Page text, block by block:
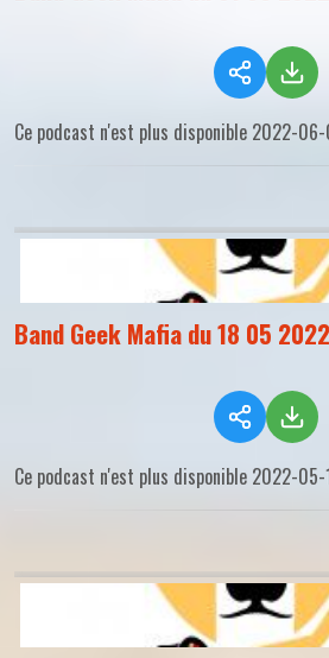
Ce podcast n'est plus disponible 2022-
Band Geek Mafia du 18 05 2022
Ce podcast n'est plus disponible 2022-